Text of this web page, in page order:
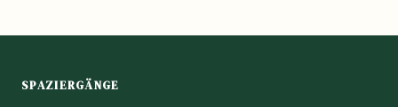
SPAZIERGÄNGE